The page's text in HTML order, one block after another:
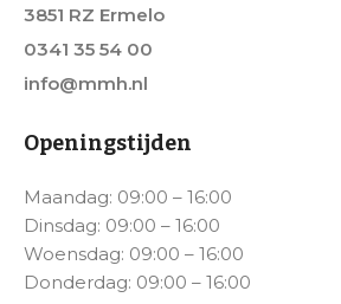
3851 RZ Ermelo
0341 35 54 00
info@mmh.nl
Openingstijden
Maandag: 09:00 – 16:00
Dinsdag: 09:00 – 16:00
Woensdag: 09:00 – 16:00
Donderdag: 09:00 – 16:00